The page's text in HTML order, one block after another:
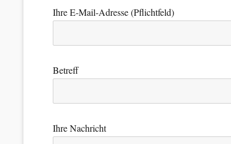
Ihre E-Mail-Adresse (Pflichtfeld)
Betreff
Ihre Nachricht